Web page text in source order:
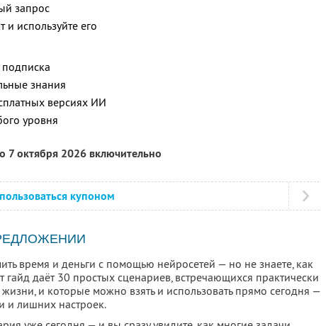
запрос
и используйте его
знания
версиях ИИ
уровня
7 октября 2026 включительно
купоном
время и деньги с помощью нейросетей — но не знаете, как
гайд даёт 30 простых сценариев, встречающихся практически
и которые можно взять и использовать прямо сегодня —
и лишних настроек.